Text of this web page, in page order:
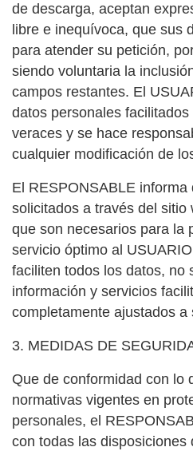
de descarga, aceptan
libre e inequívoca, que sus
para atender su petición,
siendo voluntaria la
campos restantes. El
datos personales
veraces y se hace
cualquier modificación de
El RESPONSABLE
solicitados a través del sitio
que son necesarios para la
servicio óptimo al
faciliten todos los datos, no
información y servicios
completamente ajustados a
3. MEDIDAS DE
Que de conformidad con lo
normativas vigentes en
personales, el
con todas las disposiciones